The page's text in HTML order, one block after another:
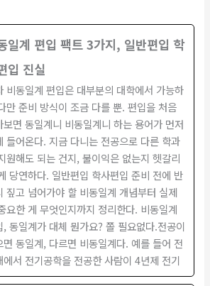
일계 편입 팩트 3가지, 일반편입 학
입 진실
비동일계 편입은 대부분의 대학에서 가능하
만 준비 방식이 조금 다를 뿐. 편입을 처음
보면 동일계니 비동일계니 하는 용어가 먼저
들어온다. 지금 다니는 전공으로 다른 학과
원해도 되는 건지, 불이익은 없는지 헷갈리
당연하다. 일반편입 학사편입 준비 전에 반
짚고 넘어가야 할 비동일계 개념부터 실제
요한 게 무엇인지까지 정리한다. 비동일계
, 동일계가 대체 뭔가요? 쫄 필요없다.전공이
면 동일계, 다르면 비동일계다. 예를 들어 전
에서 전기공학을 전공한 사람이 4년제 전기